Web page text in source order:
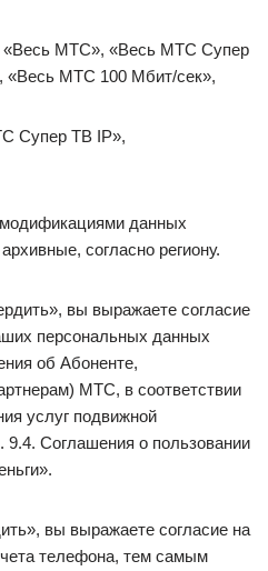
МТС», «Весь МТС Супер
МТС 100 Мбит/сек»,
Супер ТВ IP»,
данных
согласно региону.
вы выражаете согласие
персональных данных
об Абоненте,
МТС, в соответствии
услуг подвижной
9.4. Соглашения о пользовании
вы выражаете согласие на
телефона, тем самым